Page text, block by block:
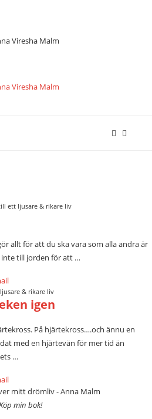
ett ljusare & rikare liv
allt för att du ska vara som alla andra är
till jorden för att …
& rikare liv
igen
På hjärtekross….och ännu en
med en hjärtevän för mer tid än
…
min bok!